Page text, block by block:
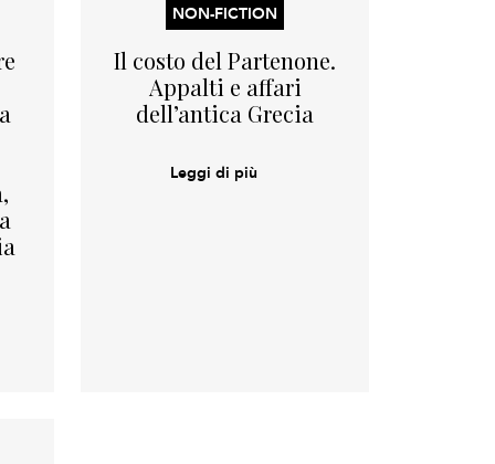
NON-FICTION
Il costo del Partenone.
Appalti e affari
dell’antica Grecia
Leggi di più